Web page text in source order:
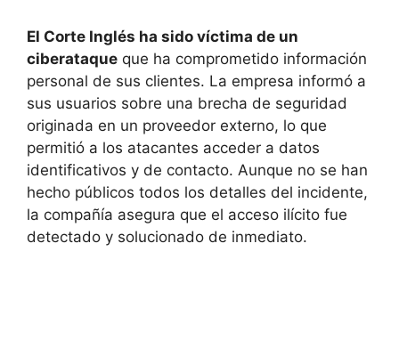
El Corte Inglés ha sido víctima de un
ciberataque que ha comprometido información
personal de sus clientes. La empresa informó a
sus usuarios sobre una brecha de seguridad
originada en un proveedor externo, lo que
permitió a los atacantes acceder a datos
identificativos y de contacto. Aunque no se han
hecho públicos todos los detalles del incidente,
la compañía asegura que el acceso ilícito fue
detectado y solucionado de inmediato.